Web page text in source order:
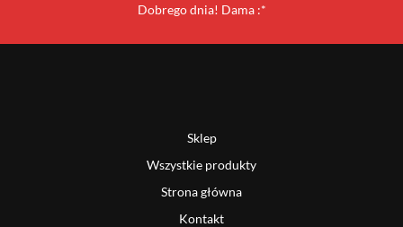
Dobrego dnia! Dama :*
Sklep
Wszystkie produkty
Strona główna
Kontakt